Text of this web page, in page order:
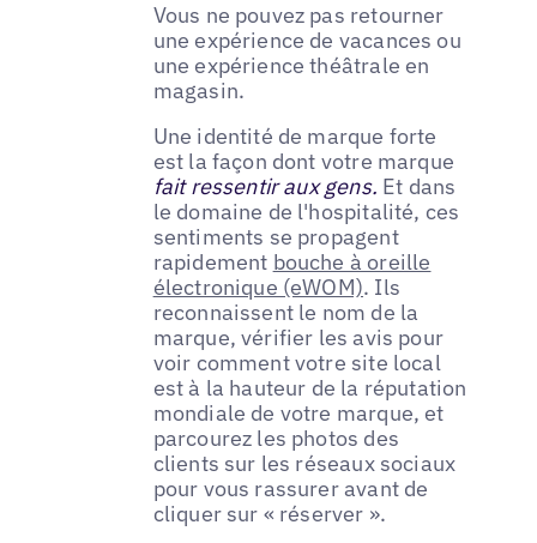
Vous ne pouvez pas retourner
une expérience de vacances ou
une expérience théâtrale en
magasin.
Une identité de marque forte
est la façon dont votre marque
fait ressentir aux gens. Et dans
le domaine de l'hospitalité, ces
sentiments se propagent
rapidement bouche à oreille
électronique (eWOM). Ils
reconnaissent le nom de la
marque, vérifier les avis pour
voir comment votre site local
est à la hauteur de la réputation
mondiale de votre marque, et
parcourez les photos des
clients sur les réseaux sociaux
pour vous rassurer avant de
cliquer sur « réserver ».